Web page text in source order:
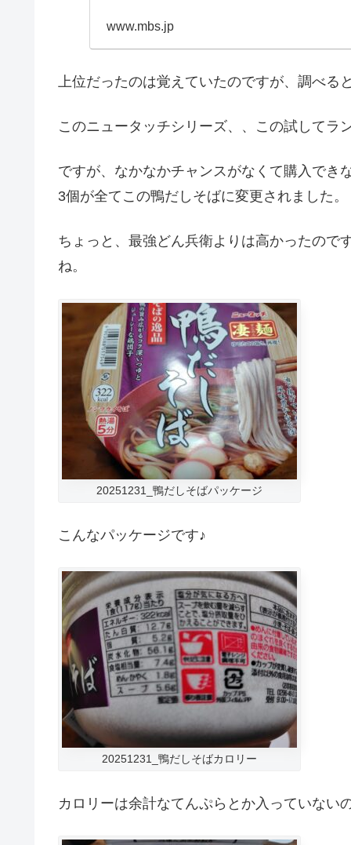
www.mbs.jp
上位だったのは覚えていたのですが、調べ
このニュータッチシリーズ、、この試してラ
ですが、なかなかチャンスがなくて購入でき
3個が全てこの鴨だしそばに変更されました。
ちょっと、最強どん兵衛よりは高かったので
ね。
20251231_鴨だしそばパッケージ
こんなパッケージです♪
20251231_鴨だしそばカロリー
カロリーは余計なてんぷらとか入っていない